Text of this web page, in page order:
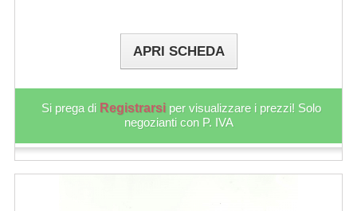
APRI SCHEDA
Si prega di Registrarsi per visualizzare i prezzi! Solo
negozianti con P. IVA